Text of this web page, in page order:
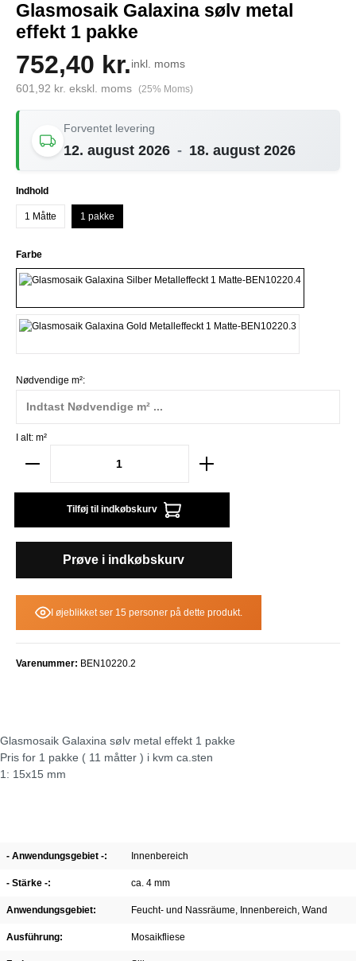
Glasmosaik Galaxina sølv metal
effekt 1 pakke
752,40 kr. inkl. moms
601,92 kr. ekskl. moms (25% Moms)
Forventet levering
12. august 2026 - 18. august 2026
Vælg
Indhold
1 Måtte 1 pakke
Vælg
Farbe
Nødvendige m²:
I alt: m²
Tilføj til indkøbskurv
Prøve i indkøbskurv
I øjeblikket ser 15 personer på dette produkt.
Varenummer: BEN10220.2
Glasmosaik Galaxina sølv metal effekt 1 pakke
Pris for 1 pakke ( 11 måtter ) i kvm ca.sten
1: 15x15 mm
- Anwendungsgebiet -: Innenbereich
- Stärke -: ca. 4 mm
Anwendungsgebiet: Feucht- und Nassräume, Innenbereich, Wand
Ausführung: Mosaikfliese